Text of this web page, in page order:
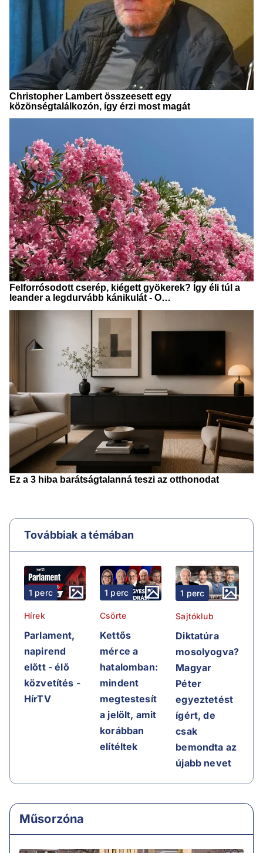
Továbbiak a témában
1 perc
Hírek
Parlament,
napirend
előtt - élő
közvetítés -
HírTV
1 perc
Csörte
Kettős
mérce a
hatalomban:
mindent
megtestesít
a jelölt, amit
korábban
elítéltek
1 perc
Sajtóklub
Diktatúra
mosolyogva?
Magyar
Péter
egyeztetést
ígért, de
csak
bemondta az
újabb nevet
Műsorzóna